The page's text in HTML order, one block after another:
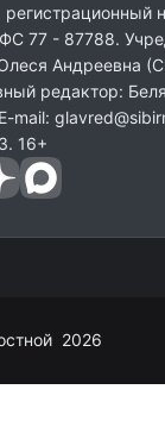
регистрационный
77 - 87788.
Андреевна
редактор:
mail:
16+
2026